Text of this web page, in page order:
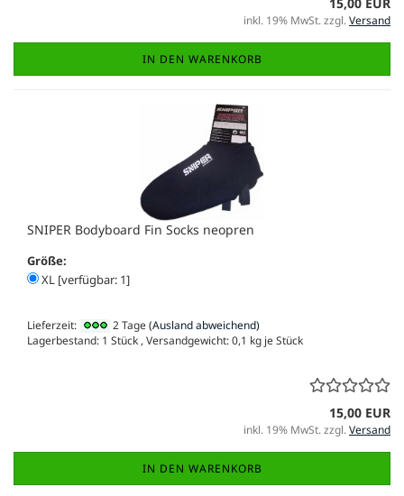
inkl. 19% MwSt. zzgl.Versand
IN DEN WARENKORB
SNIPER Bodyboard Fin Socks neopren
Größe:
XL [verfügbar: 1]
Lieferzeit: 2 Tage(Ausland abweichend)
Lagerbestand: 1 Stück , Versandgewicht:0,1 kg je Stück
15,00 EUR
inkl. 19% MwSt. zzgl.Versand
IN DEN WARENKORB